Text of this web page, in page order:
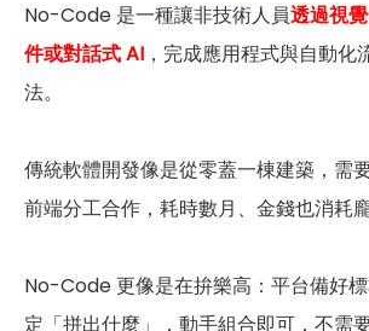
No-Code 是一種讓非技術人員透過視
件或對話式 AI ，完成應用程式與自動化
法。
傳統軟體開發像是從零蓋一棟建築，需
前端分工合作，耗時數月、金錢也消耗龐
No-Code 更像是在拚樂高：平台備好
定「拼出什麼」，動手組合即可，不需